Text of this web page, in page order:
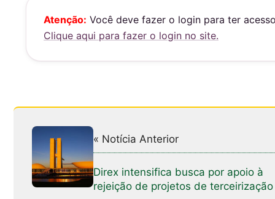
s
A
p
e
b
o
k
l
Atenção: Você deve fazer o login para ter
Clique aqui para fazer o login no site.
« Notícia Anterior
Direx intensifica busca por apoio à
rejeição de projetos de terceirização